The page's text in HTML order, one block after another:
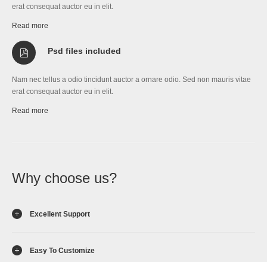
erat consequat auctor eu in elit.
Read more
Psd files included
Nam nec tellus a odio tincidunt auctor a ornare odio. Sed non mauris vitae
erat consequat auctor eu in elit.
Read more
Why choose us?
Excellent Support
Easy To Customize